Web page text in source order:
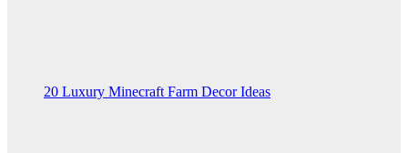
20 Luxury Minecraft Farm Decor Ideas